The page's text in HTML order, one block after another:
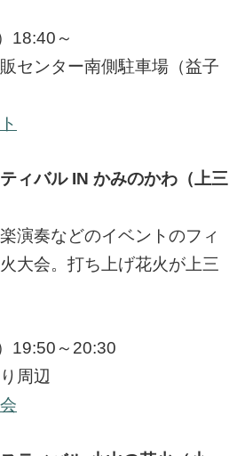
18:40～
センター南側駐車場（益子
ィバル IN かみのかわ（上三
演奏などのイベントのフィ
大会。打ち上げ花火が上三
19:50～20:30
周辺